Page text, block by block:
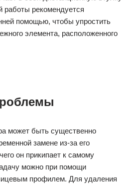
работы рекомендуется
помощью, чтобы упростить
элемента, расположенного
может быть существенно
замене из-за его
он прикипает к самому
можно при помощи
профилем. Для удаления